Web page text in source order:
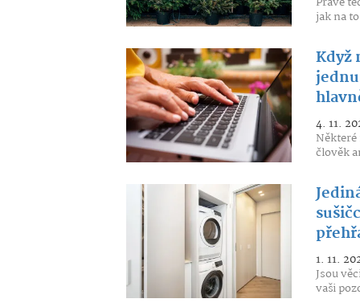
jak na
Když
4. 11.
člověk
1. 11.
Jsou
vaši